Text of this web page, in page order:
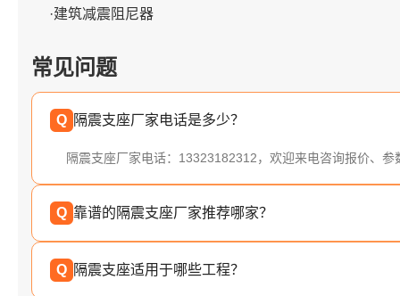
·建筑减震阻尼器
常见问题
Q 隔震支座厂家电话是多少？
隔震支座厂家电话：13323182312，欢迎来电咨询报价、参
Q 靠谱的隔震支座厂家推荐哪家？
Q 隔震支座适用于哪些工程？